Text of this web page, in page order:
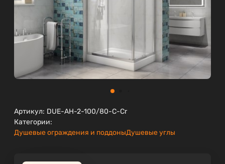
Артикул: DUE-AH-2-100/80-C-Cr
Категории:
Душевые ограждения и поддоныДушевые углы